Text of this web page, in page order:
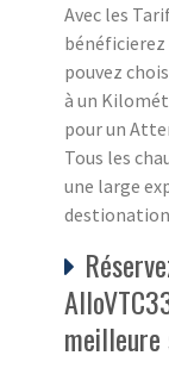
Avec les
bénéficierez
pouvez
à un
pour un
Tous les
une large